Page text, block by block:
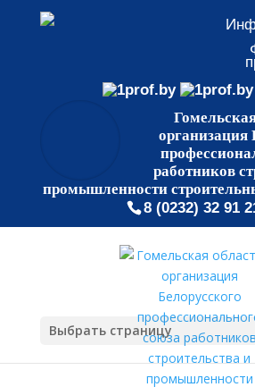
организация
работников
промышленности
8 (0232) 32 91
Выбрать страницу